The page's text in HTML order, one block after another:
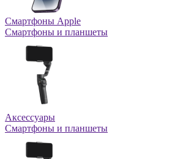
Смартфоны Apple
Смартфоны и планшеты
Аксессуары
Смартфоны и планшеты